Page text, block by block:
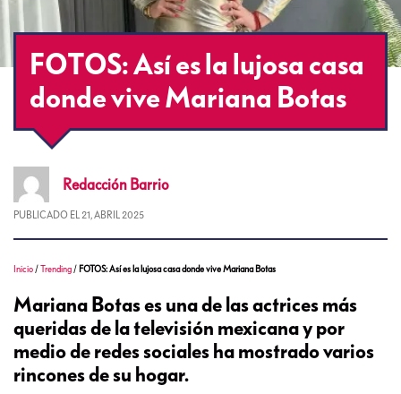
FOTOS: Así es la lujosa casa
donde vive Mariana Botas
Redacción Barrio
PUBLICADO EL 21, ABRIL 2025
Inicio /Trending / FOTOS: Así es la lujosa casa donde vive Mariana Botas
Mariana Botas es una de las actrices más
queridas de la televisión mexicana y por
medio de redes sociales ha mostrado varios
rincones de su hogar.